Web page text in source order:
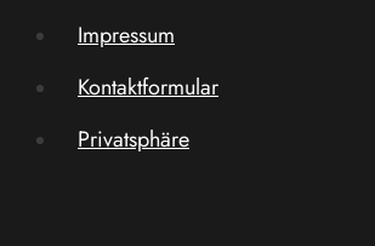
Impressum
Kontaktformular
Privatsphäre